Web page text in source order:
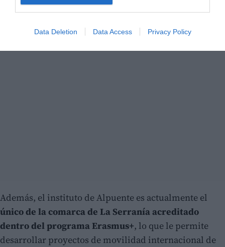
Data Deletion Data Access Privacy Policy
Además, el instituto de Alpuente es actualmente el
único de la comarca de La Serranía acreditado
dentro del programa Erasmus+, lo que le permite
desarrollar proyectos de movilidad internacional de